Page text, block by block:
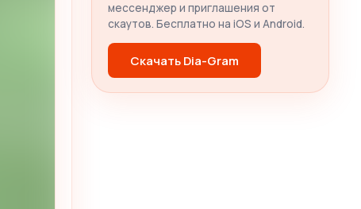
мессенджер и приглашения от
скаутов. Бесплатно на iOS и Android.
Скачать Dia-Gram